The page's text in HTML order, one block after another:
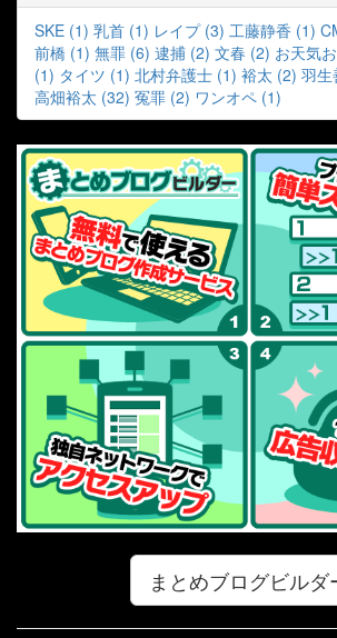
SKE (1) 乳首 (1) レイプ (3) 工藤静香 (1)
前橋 (1) 無罪 (6) 逮捕 (2) 文春 (2) お天気
(1) タイツ (1) 北村弁護士 (1) 裕太 (2) 羽生
高畑裕太 (32) 冤罪 (2) ワンオペ (1)
まとめブログビルダ